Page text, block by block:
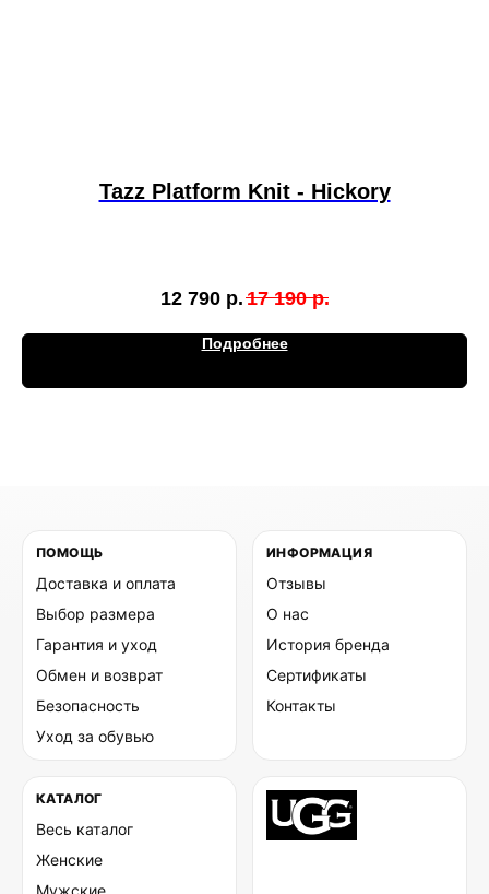
Tazz Platform Knit - Hickory
12 790 р.17 190 р.
Подробнее
ПОМОЩЬ
Доставка и оплата
Выбор размера
Гарантия и уход
Обмен и возврат
Безопасность
Уход за обувью
ИНФОРМАЦИЯ
Отзывы
О нас
История бренда
Сертификаты
Контакты
КАТАЛОГ
Весь каталог
Женские
Мужские